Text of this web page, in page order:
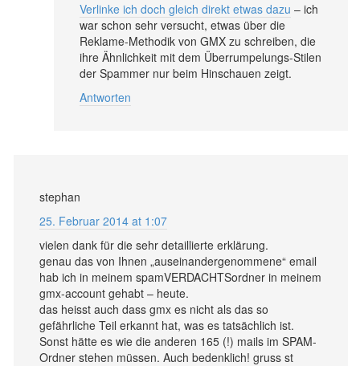
Verlinke ich doch gleich direkt etwas dazu – ich
war schon sehr versucht, etwas über die
Reklame-Methodik von GMX zu schreiben, die
ihre Ähnlichkeit mit dem Überrumpelungs-Stilen
der Spammer nur beim Hinschauen zeigt.
Antworten
stephan
25. Februar 2014 at 1:07
vielen dank für die sehr detaillierte erklärung.
genau das von Ihnen „auseinandergenommene“ email
hab ich in meinem spamVERDACHTSordner in meinem
gmx-account gehabt – heute.
das heisst auch dass gmx es nicht als das so
gefährliche Teil erkannt hat, was es tatsächlich ist.
Sonst hätte es wie die anderen 165 (!) mails im SPAM-
Ordner stehen müssen. Auch bedenklich! gruss st